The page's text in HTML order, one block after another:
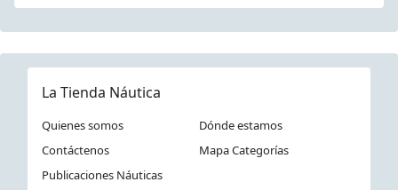
La Tienda Náutica
Quienes somos
Dónde estamos
Contáctenos
Mapa Categorías
Publicaciones Náuticas